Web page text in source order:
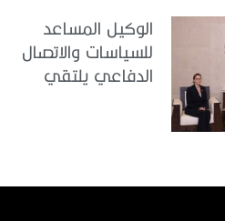
الوكيل المساعد
للسياسات والاتصال
الدفاعي يلتقي